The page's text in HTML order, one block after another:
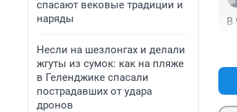
спасают вековые традиции и
наряды
Несли на шезлонгах и делали
жгуты из сумок: как на пляже
в Геленджике спасали
пострадавших от удара
дронов
В